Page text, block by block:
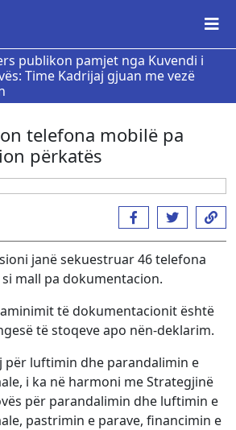
publikon pamjet nga Kuvendi i
Time Kadrijaj gjuan me vezë
telefona mobilë pa
përkatës
janë sekuestruar 46 telefona
mall pa dokumentacion.
të dokumentacionit është
të stoqeve apo nën-deklarim.
për luftimin dhe parandalimin e
i ka në harmoni me Strategjinë
për parandalimin dhe luftimin e
pastrimin e parave, financimin e